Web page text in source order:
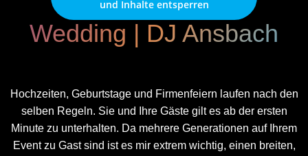
und Inhalte entsperren
Wedding | DJ Ansbach
Hochzeiten, Geburtstage und Firmenfeiern laufen nach den
selben Regeln. Sie und Ihre Gäste gilt es ab der ersten
Minute zu unterhalten. Da mehrere Generationen auf Ihrem
Event zu Gast sind ist es mir extrem wichtig, einen breiten,